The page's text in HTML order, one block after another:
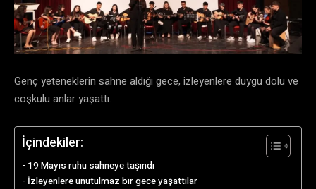
Genç yeteneklerin sahne aldığı gece, izleyenlere duygu dolu ve
coşkulu anlar yaşattı.
İçindekiler:
​19 Mayıs ruhu sahneye taşındı
​İzleyenlere unutulmaz bir gece yaşattılar